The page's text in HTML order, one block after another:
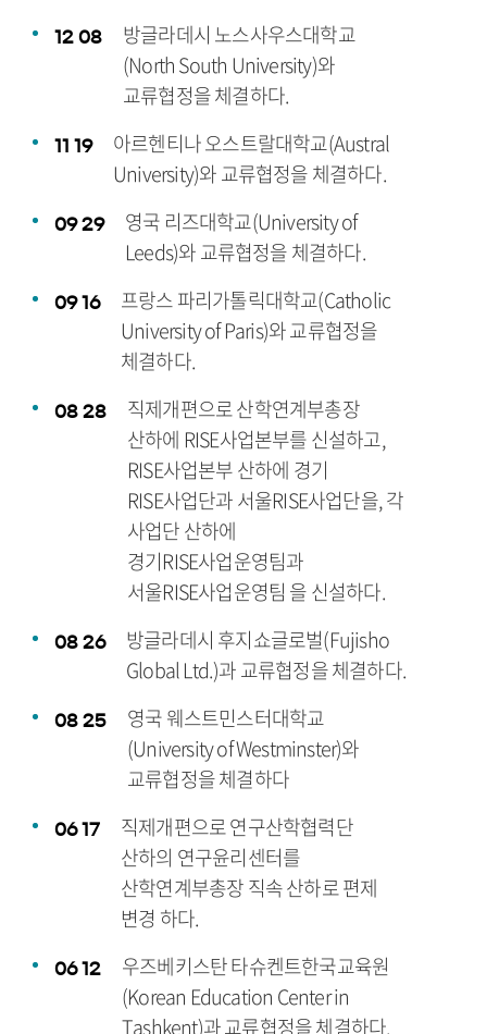
12 08
방글라데시 노스사우스대학교
(North South University)와
교류협정을 체결하다.
11 19
아르헨티나 오스트랄대학교(Austral
University)와 교류협정을 체결하다.
0929
영국 리즈대학교(University of
Leeds)와 교류협정을 체결하다.
0916
프랑스 파리가톨릭대학교(Catholic
University of Paris)와 교류협정을
체결하다.
08 28
직제개편으로 산학연계부총장
산하에 RISE사업본부를 신설하고,
RISE사업본부 산하에 경기
RISE사업단과 서울RISE사업단을, 각
사업단 산하에
경기RISE사업운영팀과
서울RISE사업운영팀 을 신설하다.
08 26
방글라데시 후지쇼글로벌(Fujisho
Global Ltd.)과 교류협정을 체결하다.
08 25
영국 웨스트민스터대학교
(University of Westminster)와
교류협정을 체결하다
0617
직제개편으로 연구산학협력단
산하의 연구윤리센터를
산학연계부총장 직속 산하로 편제
변경 하다.
0612
우즈베키스탄 타슈켄트한국교육원
(Korean Education Center in
Tashkent)과 교류협정을 체결하다.